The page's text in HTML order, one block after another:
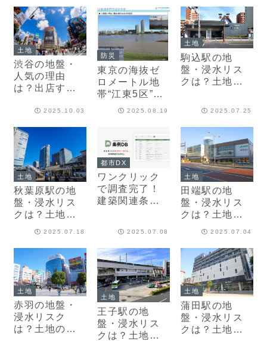
クと対策【防
災士まこぴ解
説】
に潜む水害リ
スクと対策
【防災士まこ
ぴ解説】
土地
渋谷の地盤・
人気の理由
は？出店する
ら、どこ？土
動産開発会社
が解説
2025.10.03
防災
東京の海抜ゼ
ロメートル地
帯“江東5区”。
住む人、通勤
害対策とは
【防災士解
説】
2025.08.19
土地
駒込駅の地
盤・浸水リス
クは？土地の
2025.07.25
土地
秋葉原駅の地
盤・浸水リス
クは？土地の
災情報を解説
2025.07.18
都市DX
ワンクリック
で調査完了！
建築関連条例
2025.07.08
土地
田端駅の地
盤・浸水リス
クは？土地の
災情報を解説
2025.07.04
土地
赤羽の地盤・
浸水リスク
は？土地のプ
土地
王子駅の地
盤・浸水リス
クは？土地の
土地
蒲田駅の地
盤・浸水リス
クは？土地の